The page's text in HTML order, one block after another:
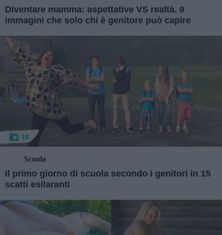
Diventare mamma: aspettative VS realtà. 9
immagini che solo chi è genitore può capire
16
Scuola
Il primo giorno di scuola secondo i genitori in 15
scatti esilaranti